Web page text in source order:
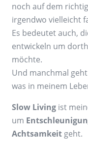
noch auf dem
irgendwo vielleicht
Es bedeutet auch,
entwickeln um
möchte.
Und manchmal
was in meinem
Slow Livingist
um
Achtsamkeitgeht.